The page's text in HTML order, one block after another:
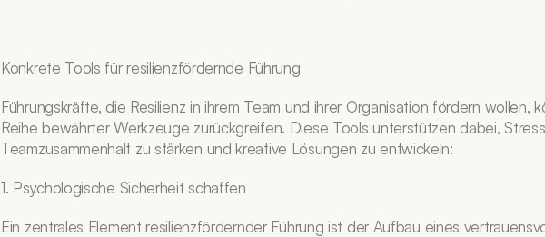
Konkrete Tools für resilienzfördernde Führung
Führungskräfte, die Resilienz in ihrem Team und ihrer Organisation fördern wollen,
Reihe bewährter Werkzeuge zurückgreifen. Diese Tools unterstützen dabei,
Teamzusammenhalt zu stärken und kreative Lösungen zu entwickeln:
1. Psychologische Sicherheit schaffen
Ein zentrales Element resilienzfördernder Führung ist der Aufbau eines